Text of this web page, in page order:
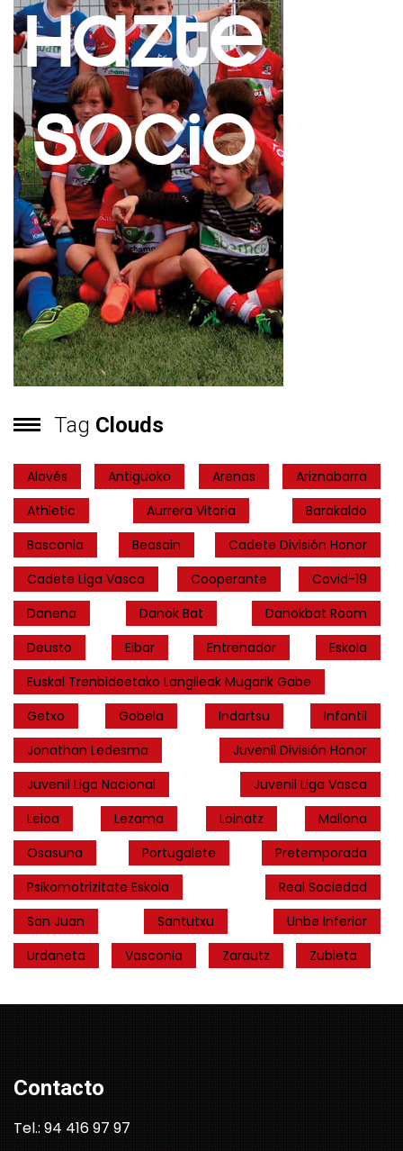
Tag Clouds
Alavés Antiguoko Arenas
Ariznabarra
Athletic
Aurrera Vitoria
Barakaldo
Basconia
Beasain
Cadete División Honor
Cadete Liga Vasca
Cooperante
Covid-19
Danena
Danok Bat
Danokbat Room
Deusto
Eibar Entrenador
Eskola
Euskal Trenbideetako Langileak Mugarik Gabe
Getxo
Gobela Indartsu
Infantil
Jonathan Ledesma
Juvenil División Honor
Juvenil Liga Nacional
Juvenil Liga Vasca
Leioa
Lezama Loinatz
Mallona
Osasuna
Portugalete
Pretemporada
Psikomotrizitate Eskola
Real Sociedad
San Juan
Santutxu
Unbe Inferior
Urdaneta
Vasconia Zarautz Zubieta
Contacto
Tel.: 94 416 97 97